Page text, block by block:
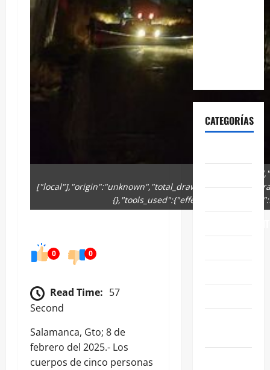
0 0
Read Time: 57
Second
Salamanca, Gto; 8 de
febrero del 2025.- Los
cuerpos de cinco personas
CATEGORÍAS